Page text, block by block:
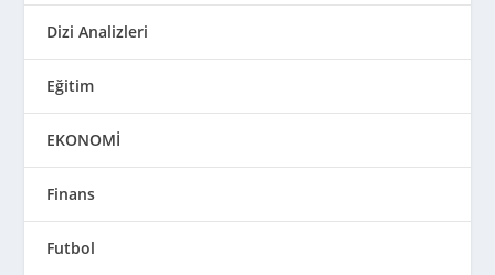
Dizi Analizleri
Eğitim
EKONOMİ
Finans
Futbol